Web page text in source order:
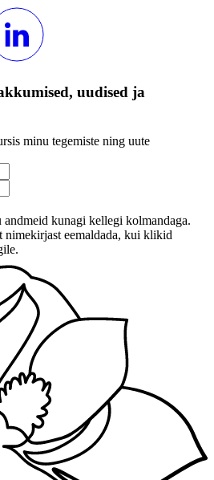
uudised ja
minu tegemiste ning uute
andmeid kunagi kellegi kolmandaga.
nimekirjast eemaldada, kui klikid